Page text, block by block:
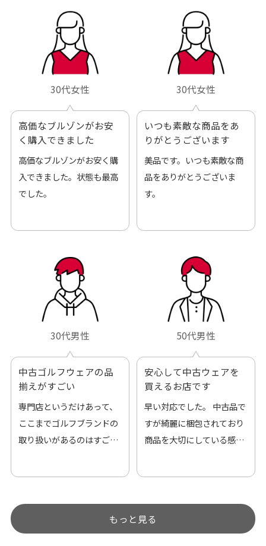
30代女性
高価なブルゾンがお安
く購入できました
高価なブルゾンがお安く購
入できました。状態も最高
でした。
30代女性
いつも素敵な商品をあ
りがとうございます
美品です。いつも素敵な商
品をありがとうございま
す。
30代男性
中古ゴルフウェアの品
揃えがすごい
専門店というだけあって、
ここまでゴルフブランドの
取り扱いがあるのはすご
す。
50代男性
安心して中古ウェアを
買えるお店です
早い対応でした。 中古品で
すが綺麗に梱包されており
商品を大切にしている感が
うぐらい目立つことなく綺
麗な商品でお安く購入でき
もっと見る